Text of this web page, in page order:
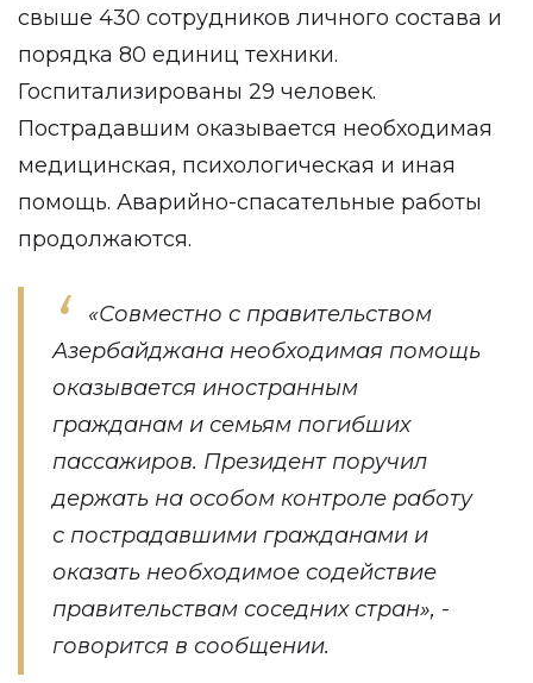
свыше 430 сотрудников личного состава и
порядка 80 единиц техники.
Госпитализированы 29 человек.
Пострадавшим оказывается необходимая
медицинская, психологическая и иная
помощь. Аварийно-спасательные работы
продолжаются.
«Совместно с правительством
Азербайджана необходимая помощь
оказывается иностранным
гражданам и семьям погибших
пассажиров. Президент поручил
держать на особом контроле работу
с пострадавшими гражданами и
оказать необходимое содействие
правительствам соседних стран», -
говорится в сообщении.